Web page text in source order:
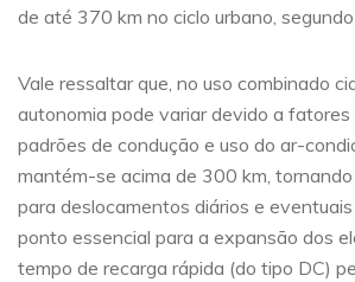
de até 370 km no ciclo urbano,
Vale ressaltar que, no uso combinado
autonomia pode variar devido a
padrões de condução e uso do ar-
mantém-se acima de 300 km,
para deslocamentos diários e
ponto essencial para a expansão dos
tempo de recarga rápida (do tipo DC)